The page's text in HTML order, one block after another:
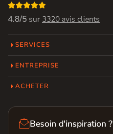

4.8/5 sur 3320 avis clients
SERVICES
ENTREPRISE
ACHETER
Besoin d'inspiration ?